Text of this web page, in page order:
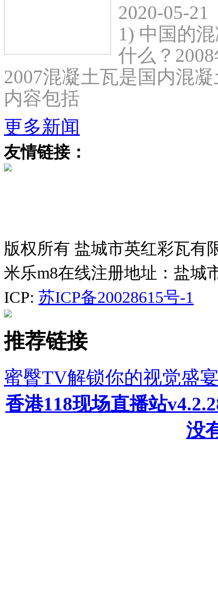
2020-05-21
1) 中国的
什么？
2007混凝土瓦是国内混
内容包括
更多新闻
友情链接：
版权所有 盐城市英红彩瓦有
米乐m8在线注册地址：盐城
ICP: 苏ICP备20028615号-1
推荐链接
蜜臀TV解锁你的视觉盛
香港118现场直播站
没